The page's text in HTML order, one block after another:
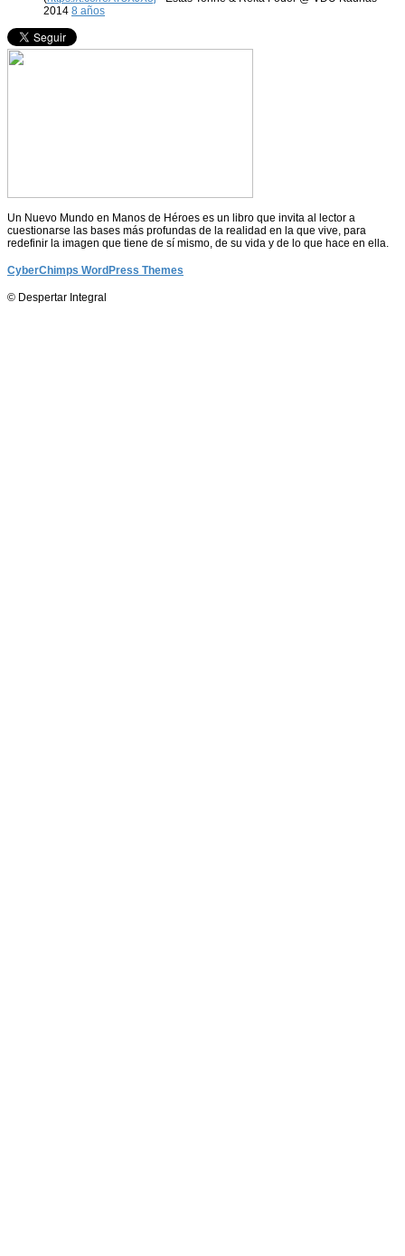
2014 8 años
Un Nuevo Mundo en Manos de Héroes es un libro que invita al lector a
cuestionarse las bases más profundas de la realidad en la que vive, para
redefinir la imagen que tiene de sí mismo, de su vida y de lo que hace en ella.
CyberChimps WordPress Themes
© Despertar Integral